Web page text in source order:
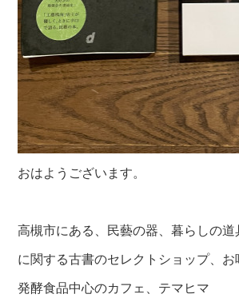
おはようございます。
高槻市にある、民藝の器、暮らしの道
に関する古書のセレクトショップ、お
発酵食品中心のカフェ、テマヒマ